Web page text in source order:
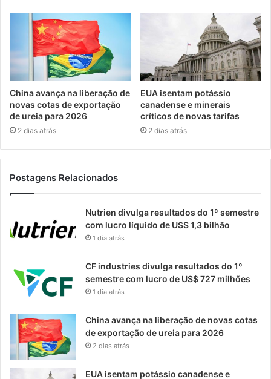
China avança na liberação de
novas cotas de exportação
de ureia para 2026
2 dias atrás
EUA isentam potássio
canadense e minerais
críticos de novas tarifas
2 dias atrás
Postagens Relacionados
Nutrien divulga resultados do 1º semestre
com lucro líquido de US$ 1,3 bilhão
1 dia atrás
CF industries divulga resultados do 1º
semestre com lucro de US$ 727 milhões
1 dia atrás
China avança na liberação de novas cotas
de exportação de ureia para 2026
2 dias atrás
EUA isentam potássio canadense e